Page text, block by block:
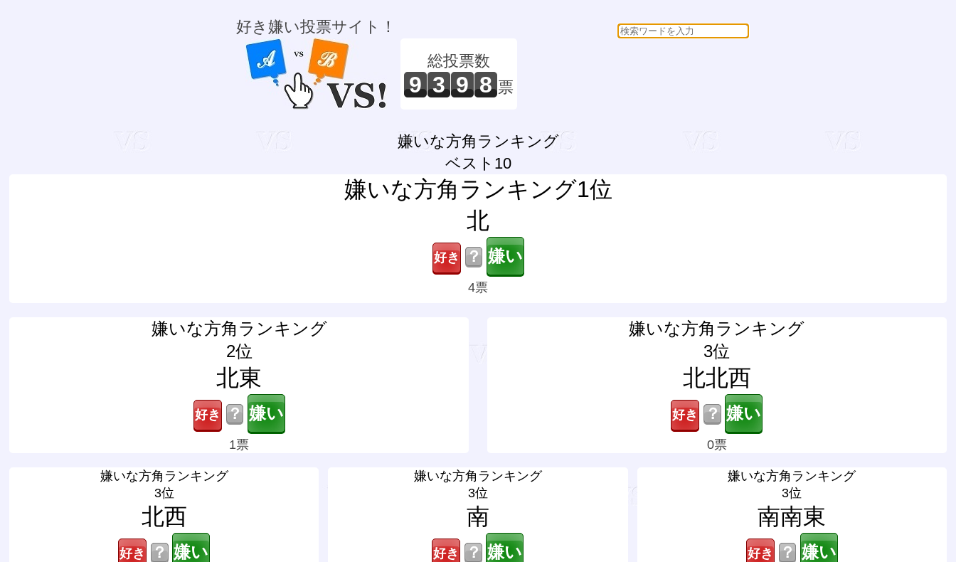
好き嫌い投票サイト！
総投票数
9 3 9 8 票
嫌いな方角ランキング
ベスト10
嫌いな方角ランキング1位
北
？
4票
嫌いな方角ランキング
2位
北東
？
1票
嫌いな方角ランキング
3位
北北西
？
0票
嫌いな方角ランキング
3位
北西
？
嫌いな方角ランキング
3位
南
？
嫌いな方角ランキング
3位
南南東
？